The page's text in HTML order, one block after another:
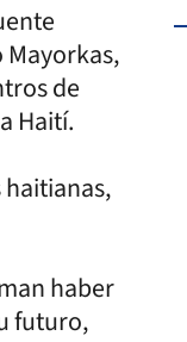
de
Haití.
haber
futuro,